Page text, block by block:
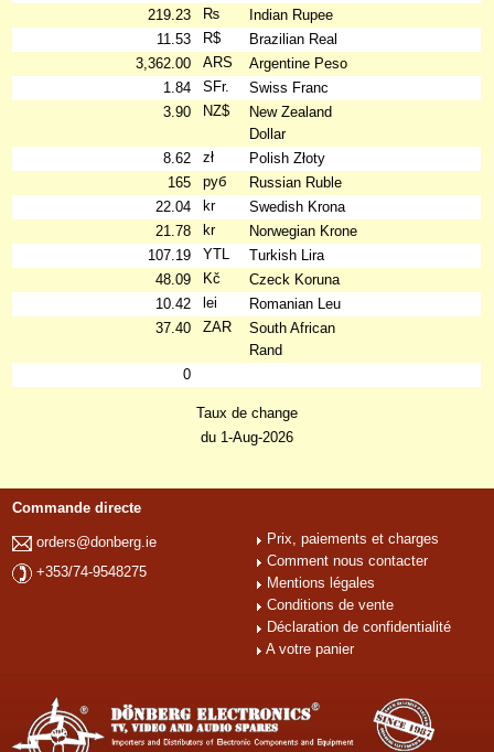
219.23
₨
Indian Rupee
11.53
R$
Brazilian Real
3,362.00
ARS
Argentine Peso
1.84
SFr.
Swiss Franc
3.90
NZ$
New Zealand
Dollar
8.62
zł
Polish Złoty
165
руб
Russian Ruble
22.04
kr
Swedish Krona
21.78
kr
Norwegian Krone
107.19
YTL
Turkish Lira
48.09
Kč
Czeck Koruna
10.42
lei
Romanian Leu
37.40
ZAR
South African
Rand
0
Taux de change
du 1-Aug-2026
Commande directe
orders@donberg.ie
+353/74-9548275
Prix, paiements et charges
Comment nous contacter
Mentions légales
Conditions de vente
Déclaration de confidentialité
A votre panier